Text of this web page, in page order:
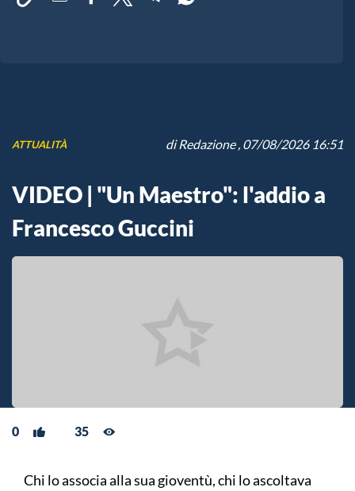
ATTUALITÀ diRedazione, 07/08/2026 16:51
VIDEO | "Un Maestro": l'addio a
Francesco Guccini
0 35
Chi lo associa alla sua gioventù, chi lo ascoltava